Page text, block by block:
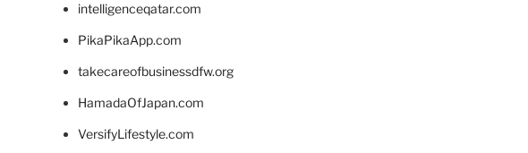
intelligenceqatar.com
PikaPikaApp.com
takecareofbusinessdfw.org
HamadaOfJapan.com
VersifyLifestyle.com